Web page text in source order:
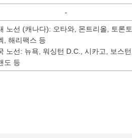
-
노선 (캐나다): 오타와, 몬트리올, 토론토,
, 해리팩스 등
노선: 뉴욕, 워싱턴 D.C., 시카고, 보스턴,
도 등